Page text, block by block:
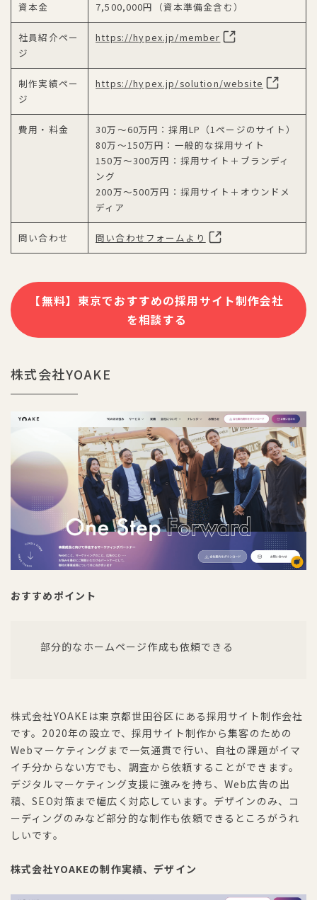
資本金 7,500,000円（資本準備金含む）
社員紹介ペー
ジ
https://hypex.jp/member
制作実績ペー
ジ
https://hypex.jp/solution/website
費用・料金
30万〜60万円：採用LP（1ページのサイト）
80万〜150万円：一般的な採用サイト
150万〜300万円：採用サイト＋ブランディ
ング
200万〜500万円：採用サイト＋オウンドメ
ディア
問い合わせ 問い合わせフォームより
【無料】東京でおすすめの採用サイト制作会社
を相談する
株式会社YOAKE
おすすめポイント
部分的なホームページ作成も依頼できる
株式会社YOAKEは東京都世田谷区にある採用サイト制作会社
です。2020年の設立で、採用サイト制作から集客のための
Webマーケティングまで一気通貫で行い、自社の課題がイマ
イチ分からない方でも、調査から依頼することができます。
デジタルマーケティング支援に強みを持ち、Web広告の出
稿、SEO対策まで幅広く対応しています。デザインのみ、コ
ーディングのみなど部分的な制作も依頼できるところがうれ
しいです。
株式会社YOAKEの制作実績、デザイン